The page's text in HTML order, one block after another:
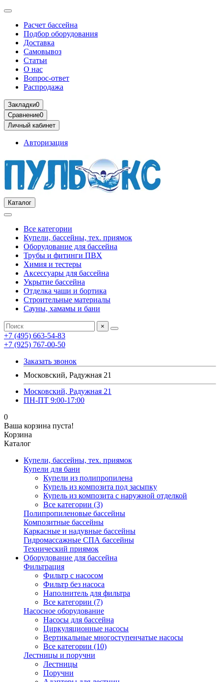
Расчет бассейна
Подбор оборудования
Доставка
Самовывоз
Статьи
О нас
Вопрос-ответ
Распродажа
Закладки0
Сравнение0
Личный кабинет
Авторизация
Каталог
Все категории
Купели, бассейны, тех. приямок
Оборудование для бассейна
Трубы и фитинги ПВХ
Химия и тестеры
Аксессуары для бассейна
Укрытие бассейна
Отделка чаши и бортика
Строительные материалы
Сауны, хамамы и бани
×
+7 (495) 663-54-83
+7 (925) 767-00-50
Заказать звонок
Московский, Радужная 21
Московский, Радужная 21
ПН-ПТ 9:00-17:00
0
Ваша корзина пуста!
Корзина
Каталог
Купели, бассейны, тех. приямок
Купели для бани
Купели из полипропилена
Купель из композита под засыпку
Купель из композита с наружной отделкой
Все категории (3)
Полипропиленовые бассейны
Композитные бассейны
Каркасные и надувные бассейны
Гидромассажные СПА бассейны
Технический приямок
Оборудование для бассейна
Фильтрация
Фильтр с насосом
Фильтр без насоса
Наполнитель для фильтра
Все категории (7)
Насосное оборудование
Насосы для бассейна
Циркуляционные насосы
Вертикальные многоступенчатые насосы
Все категории (10)
Лестницы и поручни
Лестницы
Поручни